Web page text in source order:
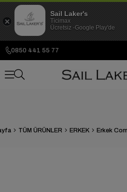
0850 441 55 77
TÜM ÜRÜNLER ERKEK Erkek
Sail Laker's
Ticimax
Ücretsiz -Google Play'de